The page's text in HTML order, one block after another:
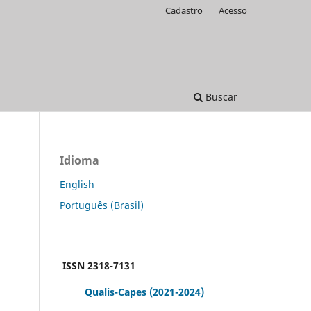
Buscar
Cadastro Acesso
Idioma
English
Português (Brasil)
ISSN 2318-7131
Qualis-Capes (2021-2024)